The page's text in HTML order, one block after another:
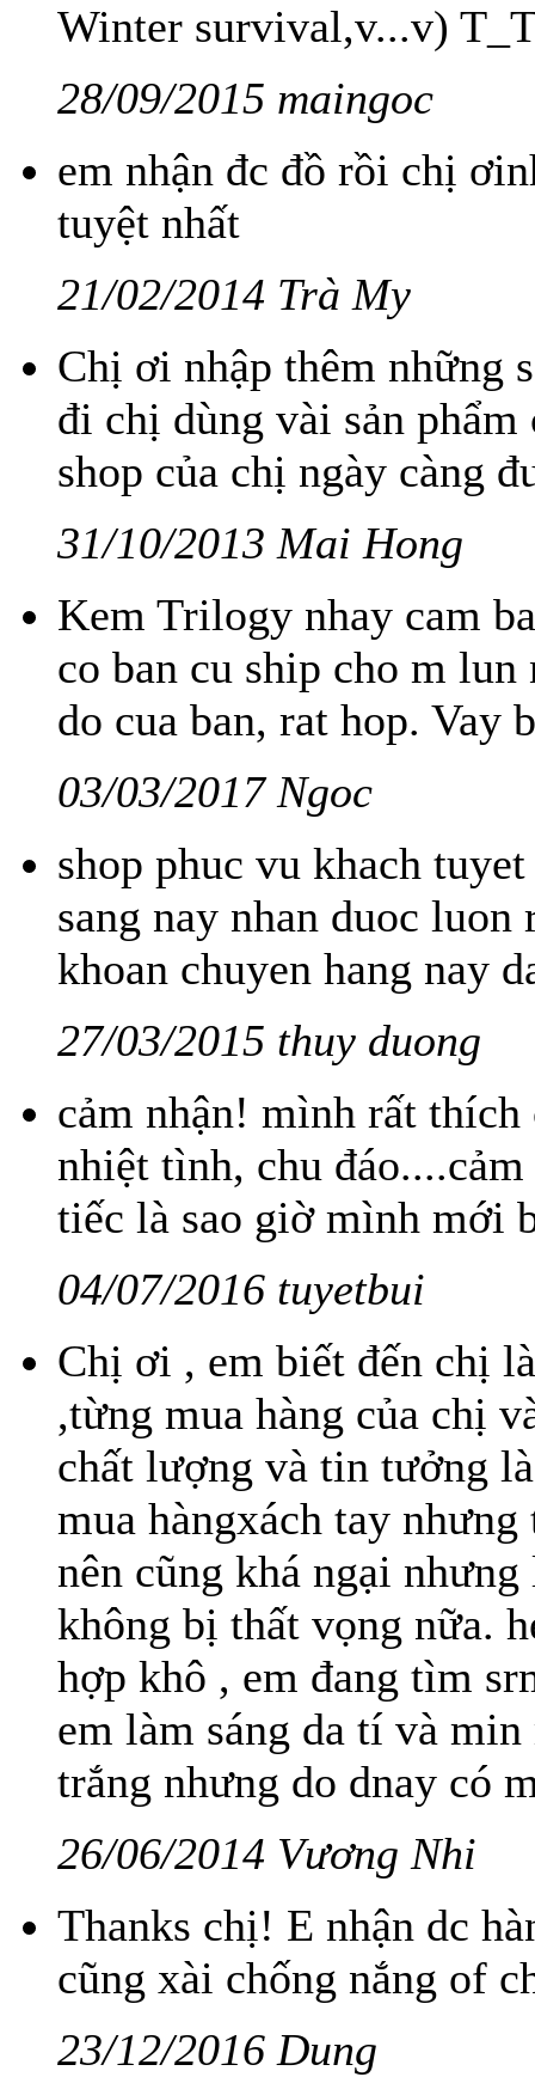
Winter survival,v...v)
28/09/2015 maingoc
em nhận đc đồ rồi chị
tuyệt nhất
21/02/2014 Trà My
Chị ơi nhập thêm những
đi chị dùng vài sản
shop của chị ngày càng
31/10/2013 Mai Hong
Kem Trilogy nhay cam
co ban cu ship cho m
do cua ban, rat hop. Vay
03/03/2017 Ngoc
shop phuc vu khach
sang nay nhan duoc
khoan chuyen hang nay
27/03/2015 thuy duong
cảm nhận! mình rất
nhiệt tình, chu
tiếc là sao giờ mình mới
04/07/2016 tuyetbui
Chị ơi , em biết đến chị
,từng mua hàng của chị
chất lượng và tin tưởng
mua hàngxách tay
nên cũng khá ngại
không bị thất vọng nữa.
hợp khô , em đang tìm
em làm sáng da tí và
trắng nhưng do dnay có
26/06/2014 Vương Nhi
Thanks chị! E nhận dc
cũng xài chống nắng of
23/12/2016 Dung